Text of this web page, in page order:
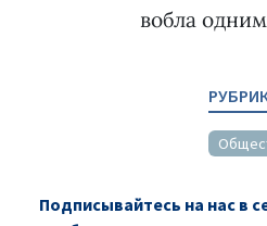
вобла
Подписывайтесь на нас в